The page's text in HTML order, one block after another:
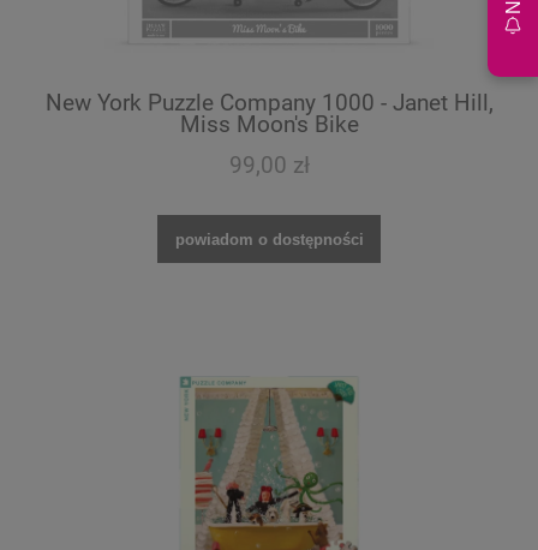
New York Puzzle Company 1000 - Janet Hill,
Miss Moon's Bike
99,00 zł
powiadom o dostępności